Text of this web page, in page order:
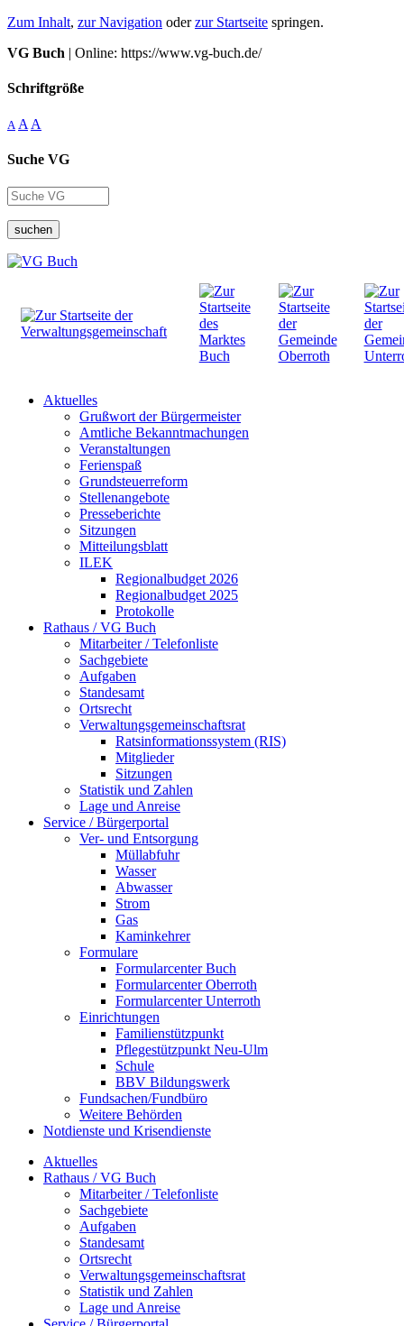
Zum Inhalt, zur Navigation oderzur Startseite springen.
VG Buch | Online: https://www.vg-buch.de/
Schriftgröße
A A A
Suche VG
suchen
Aktuelles
Grußwort der Bürgermeister
Amtliche Bekanntmachungen
Veranstaltungen
Ferienspaß
Grundsteuerreform
Stellenangebote
Presseberichte
Sitzungen
Mitteilungsblatt
ILEK
Regionalbudget 2026
Regionalbudget 2025
Protokolle
Rathaus / VG Buch
Mitarbeiter / Telefonliste
Sachgebiete
Aufgaben
Standesamt
Ortsrecht
Verwaltungsgemeinschaftsrat
Ratsinformationssystem (RIS)
Mitglieder
Sitzungen
Statistik und Zahlen
Lage und Anreise
Service / Bürgerportal
Ver- und Entsorgung
Müllabfuhr
Wasser
Abwasser
Strom
Gas
Kaminkehrer
Formulare
Formularcenter Buch
Formularcenter Oberroth
Formularcenter Unterroth
Einrichtungen
Familienstützpunkt
Pflegestützpunkt Neu-Ulm
Schule
BBV Bildungswerk
Fundsachen/Fundbüro
Weitere Behörden
Notdienste und Krisendienste
Aktuelles
Rathaus / VG Buch
Mitarbeiter / Telefonliste
Sachgebiete
Aufgaben
Standesamt
Ortsrecht
Verwaltungsgemeinschaftsrat
Statistik und Zahlen
Lage und Anreise